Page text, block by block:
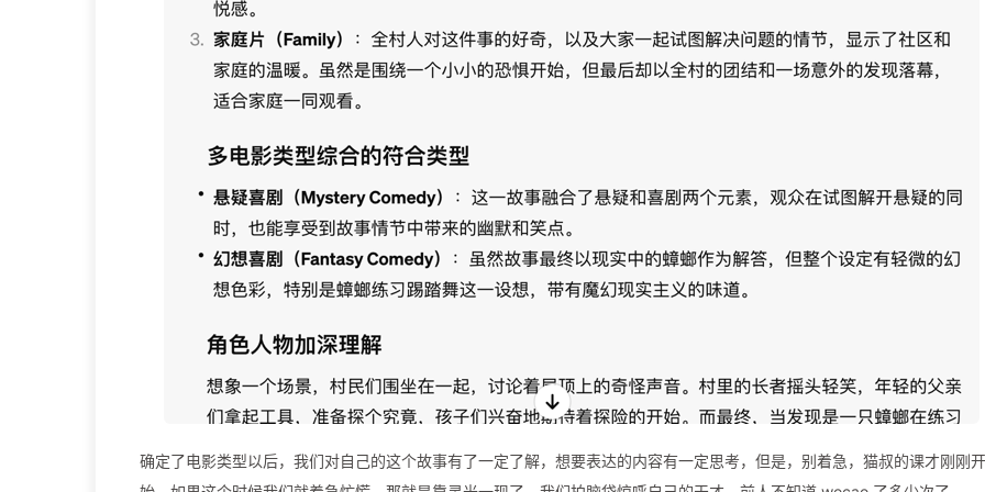
确定了电影类型以后，我们对自己的这个故事有了一定了解，想要表达的内容有一定思考，但是，别着急，猫叔的课才刚刚开